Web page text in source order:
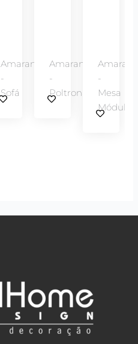
Amaranto
-
Sofá
Amaranto
-
Poltrona
-
Mesa
Módulo